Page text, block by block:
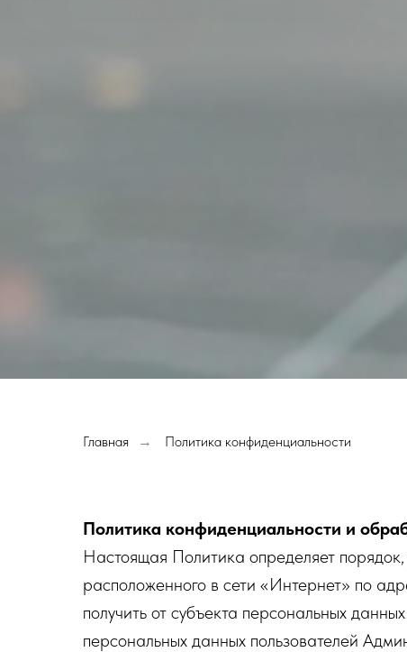
Главная → Политика конфиденциальности
Политика конфиденциальности и
Настоящая Политика определяет
расположенного в сети «Интернет» по
получить от субъекта персональных
персональных данных пользователей